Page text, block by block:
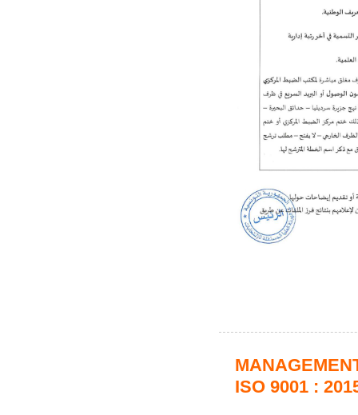
ISO 9001 :